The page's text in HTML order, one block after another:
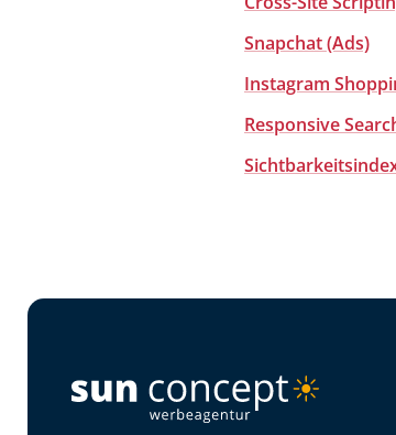
Snapchat (Ads)
Instagram
Responsive